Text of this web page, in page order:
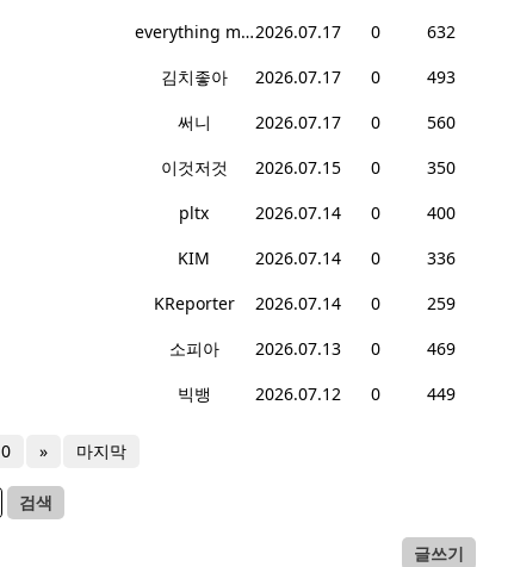
everything must go2026.07.17 0
632
김치좋아 2026.07.17 0
493
써니 2026.07.17 0
560
이것저것 2026.07.15 0
350
pltx 2026.07.14 0
400
KIM 2026.07.14 0
336
KReporter 2026.07.14 0
259
소피아 2026.07.13 0
469
빅뱅 2026.07.12 0 449
» 마지막
검색
글쓰기